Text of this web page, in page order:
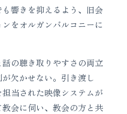
響きを抑えるよう、旧会
をオルガンバルコニーに
の聴き取りやすさの両立
欠かせない。引き渡し
当された映像システムが
会に伺い、教会の方と共